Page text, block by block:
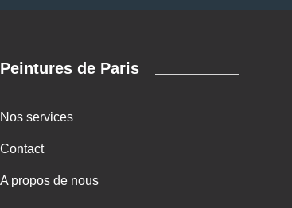
Peintures de Paris
Nos services
Contact
A propos de nous